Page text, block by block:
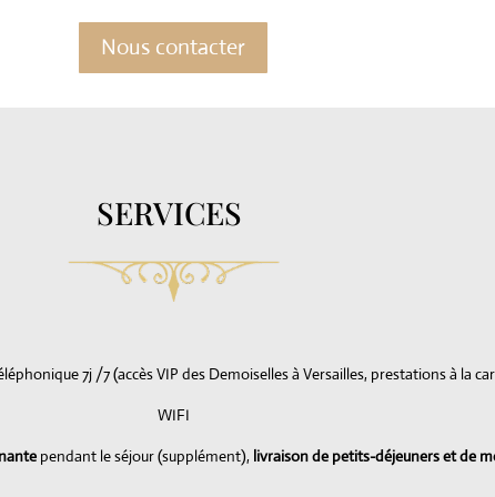
Nous contacter
SERVICES
7j /7 (accès VIP des Demoiselles à Versailles, prestations à la
WIFI
pendant le séjour (supplément), livraison de petits-déjeuners et de